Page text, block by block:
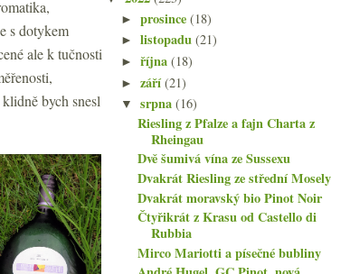
s dotykem
ale k tučnosti
bych snesl
►prosince(18)
►listopadu(21)
►října(18)
►září(21)
▼srpna(16)
Riesling z Pfalze a fajn Charta z
Rheingau
Dvě šumivá vína ze Sussexu
Dvakrát Riesling ze střední Mosely
Dvakrát moravský bio Pinot Noir
Čtyřikrát z Krasu od Castello di
Rubbia
Mirco Mariotti a písečné bubliny